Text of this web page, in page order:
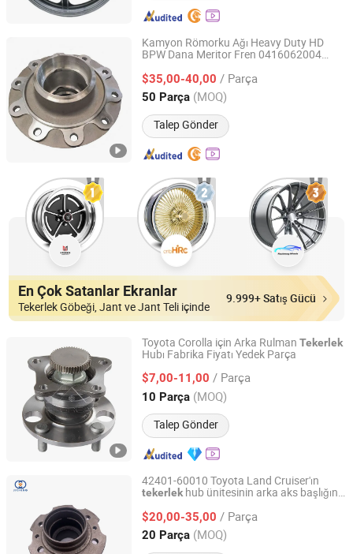
Kamyon Römorku Ağı Heavy Duty HD
BPW Dana Meritor Fren 0416062004
$35,00-40,00 / Parça
50 Parça (MOQ)
Talep Gönder
Shanghai HZY Machinery & Trade Co., Ltd.
Shanghai, China Fiyat 2023
En Çok Satanlar Ekranlar
Tekerlek Göbeği, Jant ve Jant Teli içinde
9.999+ Satış Gücü
Toyota Corolla için Arka Rulman Tekerlek
Hubı Fabrika Fiyatı Yedek Parça
$7,00-11,00 / Parça
10 Parça (MOQ)
Talep Gönder
Yiwu Hi-Great Auto Parts Co.,Ltd.
Zhejiang, China Fiyat 2025
42401-60010 Toyota Land Cruiser'ın
tekerlekhub ünitesinin arka aks başlığına
$20,00-35,00 / Parça
20 Parça (MOQ)
AN HUI JI CHENG TRADING CO., LTD.
Anhui, China Fiyat 2018